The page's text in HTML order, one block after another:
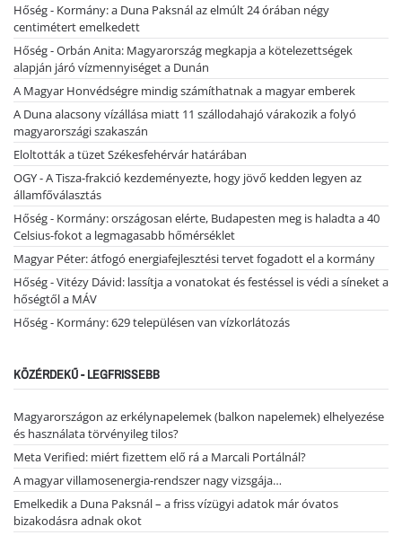
Hőség - Kormány: a Duna Paksnál az elmúlt 24 órában négy
centimétert emelkedett
Hőség - Orbán Anita: Magyarország megkapja a kötelezettségek
alapján járó vízmennyiséget a Dunán
A Magyar Honvédségre mindig számíthatnak a magyar emberek
A Duna alacsony vízállása miatt 11 szállodahajó várakozik a folyó
magyarországi szakaszán
Eloltották a tüzet Székesfehérvár határában
OGY - A Tisza-frakció kezdeményezte, hogy jövő kedden legyen az
államfőválasztás
Hőség - Kormány: országosan elérte, Budapesten meg is haladta a 40
Celsius-fokot a legmagasabb hőmérséklet
Magyar Péter: átfogó energiafejlesztési tervet fogadott el a kormány
Hőség - Vitézy Dávid: lassítja a vonatokat és festéssel is védi a síneket a
hőségtől a MÁV
Hőség - Kormány: 629 településen van vízkorlátozás
KÖZÉRDEKŰ - LEGFRISSEBB
Magyarországon az erkélynapelemek (balkon napelemek) elhelyezése
és használata törvényileg tilos?
Meta Verified: miért fizettem elő rá a Marcali Portálnál?
A magyar villamosenergia-rendszer nagy vizsgája…
Emelkedik a Duna Paksnál – a friss vízügyi adatok már óvatos
bizakodásra adnak okot